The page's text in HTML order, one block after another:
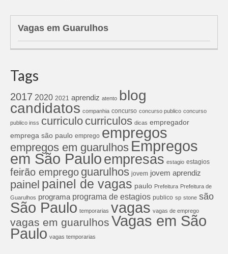
Vagas em Guarulhos
Tags
2017 2020 2021 aprendiz atento blog
candidatos companhia concurso concurso publico concurso
publico inss curriculo curriculos dicas empregador
emprega são paulo emprego empregos
empregos em guarulhos Empregos
em São Pauloempresas estagio estagios
feirão emprego guarulhos jovem jovem aprendiz
painel painel de vagas paulo Prefeitura Prefeitura de
Guarulhos programa programa de estagios publico sp stone são
São Paulo temporarias vagas vagas de emprego
vagas em guarulhos Vagas em São
Paulo vagas temporarias